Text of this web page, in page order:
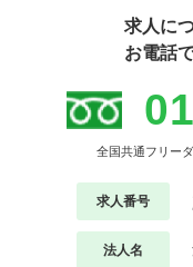
求人に
お電話
全国共通フリー
求人番号
法人名